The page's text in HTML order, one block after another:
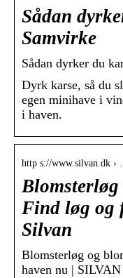
Sådan
Samvirke
Sådan dyrker du
Dyrk karse, så du
egen minihave i
i haven.
http s://www.silvan.dk
Find løg og
Silvan
Blomsterløg og
haven nu | SILVAN